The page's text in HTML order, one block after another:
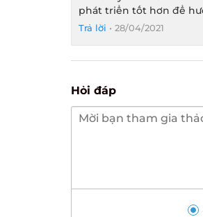
phát triển tốt hơn để
Trả lời • 28/04/2021
Hỏi đáp